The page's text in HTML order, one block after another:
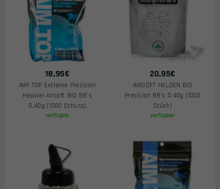
18,95€
AIM TOP Extreme Precision
Heavier Airsoft BIO BB´s
0,40g (1000 Schuss)
verfügbar
20,95€
AIRSOFT HELDEN BIO
Precision BB's 0.40g (1000
Stück)
verfügbar